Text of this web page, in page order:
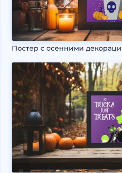
Постер с осенними